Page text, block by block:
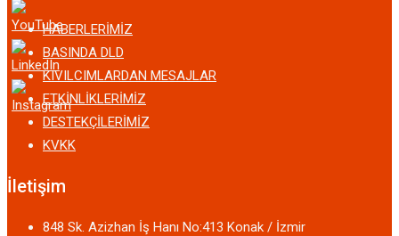
HABERLERİMİZ
BASINDA DLD
KIVILCIMLARDAN MESAJLAR
ETKİNLİKLERİMİZ
DESTEKÇİLERİMİZ
KVKK
İletişim
848 Sk. Azizhan İş Hanı No:413 Konak / İzmir